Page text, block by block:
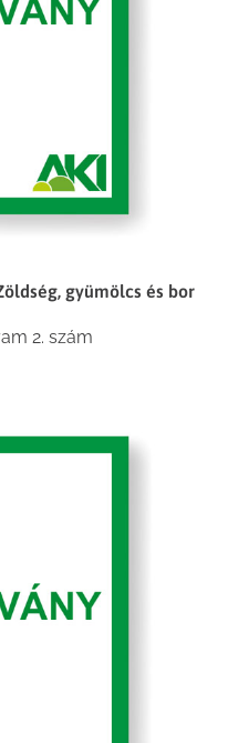
gyümölcs és bor
2. szám